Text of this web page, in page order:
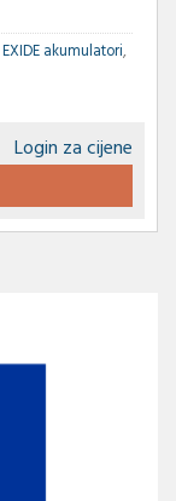
EXIDE akumulatori,
Login za cijene